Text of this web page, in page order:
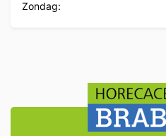
Zondag: